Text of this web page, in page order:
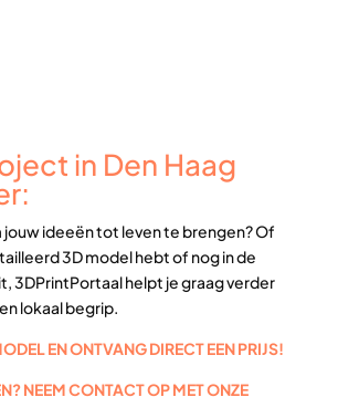
in Den Haag
jouw ideeën tot leven te brengen? Of
3D model hebt of nog in de
3DPrintPortaal helpt je graag verder
lokaal begrip.
EN ONTVANG DIRECT EEN PRIJS!
NEEM CONTACT OP MET ONZE